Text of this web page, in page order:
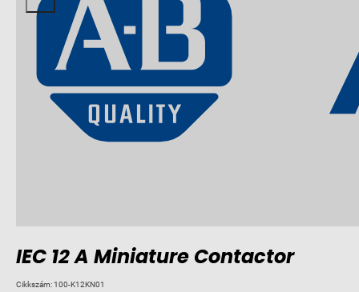
IEC 12 A Miniature Contactor
Cikkszám:100-K12KN01